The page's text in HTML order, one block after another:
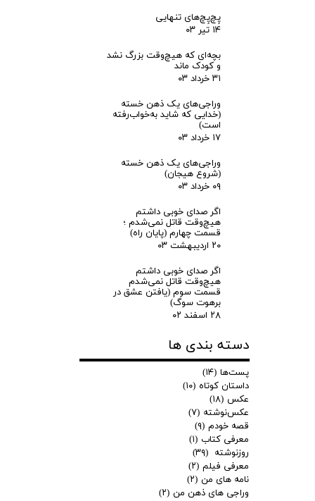
پِچ‌پِچ‌های تنهایی
۱۴ تیر ۰۳
بچه‌ای که هیچ‌وقت بزرگ نشد
و کودک ماند
۳۱ خرداد ۰۳
وراجی‌های یک ذهن خسته
(خدایی که شاید به‌خواب‌رفته
است)
۱۷ خرداد ۰۳
وراجی‌های یک ذهن خسته
(شروع هیجان)
۰۹ خرداد ۰۳
اگر صدای خوبی داشتم
هیچ‌وقت قاتل نمی‌شدم ؛
قسمت چهارم (پایان راه)
۲۰ اردیبهشت ۰۳
اگر صدای خوبی داشتم
هیچ‌وقت قاتل نمی‌شدم
قسمت سوم (یافتن عشق در
برهوت سوگ)
۲۸ اسفند ۰۲
دسته بندی ها
پست‌ها (۱۴)
داستان کوتاه (۱۰)
عکس (۱۸)
عکس‌نوشته (۷)
قصه خودم (۹)
معرفی کتاب (۱)
روزنوشته (۳۹)
معرفی فیلم (۲)
نامه های من (۲)
وراجی های ذهن من (۲)